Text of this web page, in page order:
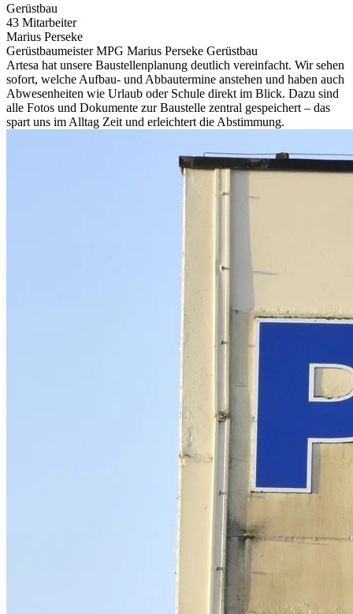
Gerüstbau
43 Mitarbeiter
Marius Perseke
Gerüstbaumeister MPG Marius Perseke Gerüstbau
Artesa hat unsere Baustellenplanung deutlich vereinfacht. Wir sehen
sofort, welche Aufbau- und Abbautermine anstehen und haben auch
Abwesenheiten wie Urlaub oder Schule direkt im Blick. Dazu sind
alle Fotos und Dokumente zur Baustelle zentral gespeichert – das
spart uns im Alltag Zeit und erleichtert die Abstimmung.